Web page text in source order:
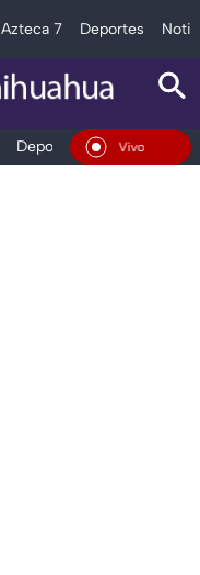
Azteca 7 Deportes
Deportes Espectáculos
En Vivo